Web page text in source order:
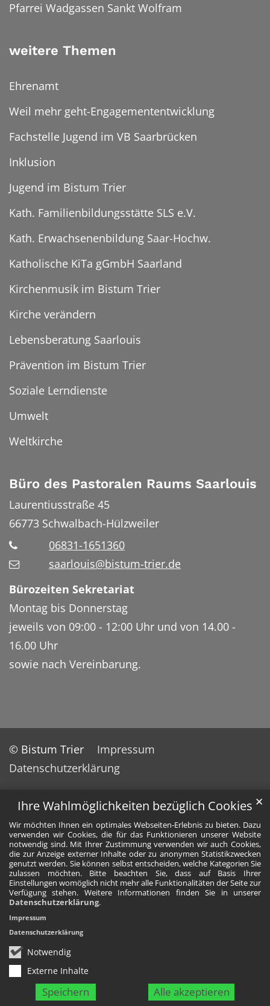
Ihre Wahlmöglichkeiten bezüglich Cookies
Wir möchten Ihnen ein optimales Webseiten-Erlebnis zu bieten. Dazu
verwenden wir Cookies, die für das Funktionieren unserer Website
notwendig sind. Mit Ihrer Zustimmung verwenden wir auch Cookies,
die zur Anzeige externer Inhalte oder zu anonymen Statistikzwecken
genutzt werden. Sie können selbst entscheiden, welche Kategorien Sie
zulassen möchten. Bitte beachten Sie, dass auf Basis Ihrer
Einstellungen womöglich nicht mehr alle Funktionalitäten der Seite zur
Verfügung stehen. Weitere Informationen finden Sie in unserer
Datenschutzerklärung.
Notwendig
Externe Inhalte
Speichern Alle akzeptieren
✕
Impressum
Datenschutzerklärung
Pfarrei Wadgassen Sankt Wolfram
weitere Themen
Ehrenamt
Weil mehr geht-Engagemententwicklung
Fachstelle Jugend im VB Saarbrücken
Inklusion
Jugend im Bistum Trier
Kath. Familienbildungsstätte SLS e.V.
Kath. Erwachsenenbildung Saar-Hochw.
Katholische KiTa gGmbH Saarland
Kirchenmusik im Bistum Trier
Kirche verändern
Lebensberatung Saarlouis
Prävention im Bistum Trier
Soziale Lerndienste
Umwelt
Weltkirche
Büro des Pastoralen Raums Saarlouis
Laurentiusstraße 45
66773 Schwalbach-Hülzweiler
06831-1651360
saarlouis@bistum-trier.de
Bürozeiten Sekretariat
Montag bis Donnerstag
jeweils von 09:00 - 12:00 Uhr und von 14.00 -
16.00 Uhr
sowie nach Vereinbarung.
© Bistum Trier
Impressum
Datenschutzerklärung